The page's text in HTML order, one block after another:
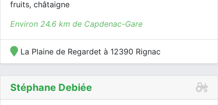
fruits, châtaigne
Environ 24.6 km de Capdenac-Gare
La Plaine de Regardet à 12390 Rignac
Stéphane Debiée